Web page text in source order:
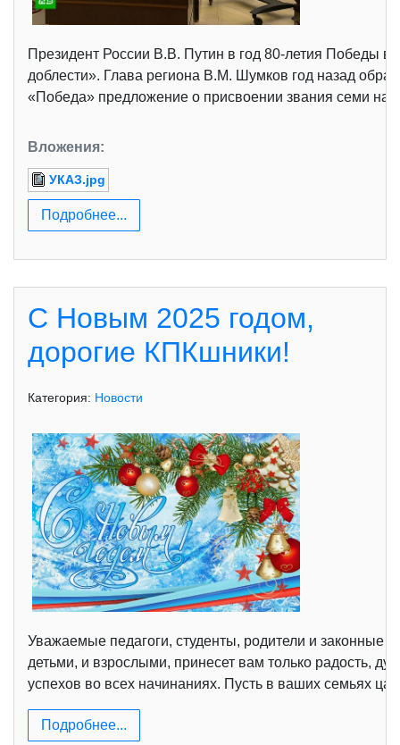
Президент России В.В. Путин в год 80-летия Победы в
доблести». Глава региона В.М. Шумков год назад
«Победа» предложение о присвоении звания семи
Вложения:
УКАЗ.jpg
Подробнее...
С Новым 2025 годом,
дорогие КПКшники!
Категория: Новости
Уважаемые педагоги, студенты, родители и законные
детьми, и взрослыми, принесет вам только радость,
успехов во всех начинаниях. Пусть в ваших семьях
Подробнее...